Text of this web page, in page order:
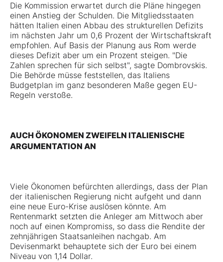
Die Kommission erwartet durch die Pläne hingegen
einen Anstieg der Schulden. Die Mitgliedsstaaten
hätten Italien einen Abbau des strukturellen Defizits
im nächsten Jahr um 0,6 Prozent der Wirtschaftskraft
empfohlen. Auf Basis der Planung aus Rom werde
dieses Defizit aber um ein Prozent steigen. "Die
Zahlen sprechen für sich selbst", sagte Dombrovskis.
Die Behörde müsse feststellen, das Italiens
Budgetplan im ganz besonderen Maße gegen EU-
Regeln verstoße.
AUCH ÖKONOMEN ZWEIFELN ITALIENISCHE
ARGUMENTATION AN
Viele Ökonomen befürchten allerdings, dass der Plan
der italienischen Regierung nicht aufgeht und dann
eine neue Euro-Krise auslösen könnte. Am
Rentenmarkt setzten die Anleger am Mittwoch aber
noch auf einen Kompromiss, so dass die Rendite der
zehnjährigen Staatsanleihen nachgab. Am
Devisenmarkt behauptete sich der Euro bei einem
Niveau von 1,14 Dollar.